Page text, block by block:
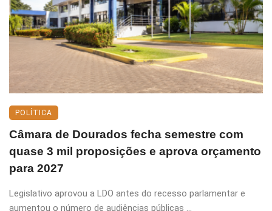
POLÍTICA
Câmara de Dourados fecha semestre com
quase 3 mil proposições e aprova orçamento
para 2027
Legislativo aprovou a LDO antes do recesso parlamentar e
aumentou o número de audiências públicas ...